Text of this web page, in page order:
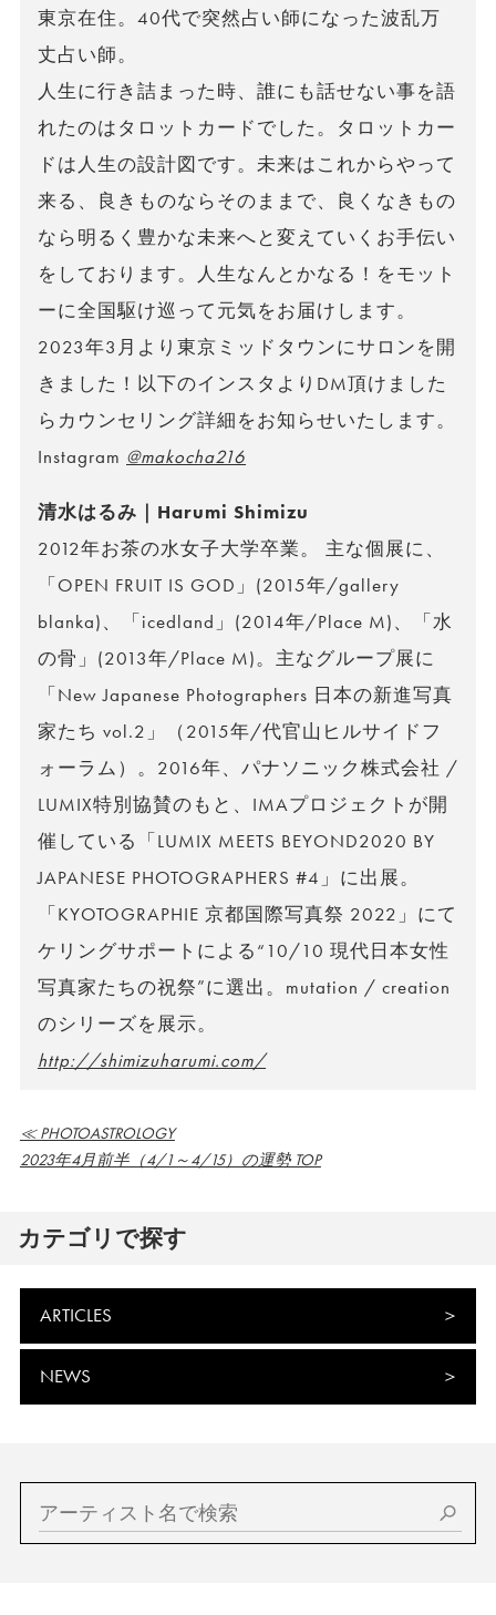
東京在住。40代で突然占い師になった波乱万
丈占い師。
人生に行き詰まった時、誰にも話せない事を語
れたのはタロットカードでした。タロットカー
ドは人生の設計図です。未来はこれからやって
来る、良きものならそのままで、良くなきもの
なら明るく豊かな未来へと変えていくお手伝い
をしております。人生なんとかなる！をモット
ーに全国駆け巡って元気をお届けします。
2023年3月より東京ミッドタウンにサロンを開
きました！以下のインスタよりDM頂けました
らカウンセリング詳細をお知らせいたします。
Instagram @makocha216
清水はるみ｜Harumi Shimizu
2012年お茶の水女子大学卒業。 主な個展に、
「OPEN FRUIT IS GOD」(2015年/gallery
blanka)、「icedland」(2014年/Place M)、「水
の骨」(2013年/Place M)。主なグループ展に
「New Japanese Photographers 日本の新進写真
家たち vol.2」（2015年/代官山ヒルサイドフ
ォーラム）。2016年、パナソニック株式会社 /
LUMIX特別協賛のもと、IMAプロジェクトが開
催している「LUMIX MEETS BEYOND2020 BY
JAPANESE PHOTOGRAPHERS #4」に出展。
「KYOTOGRAPHIE 京都国際写真祭 2022」にて
ケリングサポートによる“10/10 現代日本女性
写真家たちの祝祭”に選出。mutation / creation
のシリーズを展示。
http://shimizuharumi.com/
≪ PHOTOASTROLOGY
2023年4月前半（4/1～4/15）の運勢 TOP
カテゴリで探す
ARTICLES
NEWS